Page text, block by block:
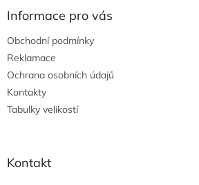
Informace pro vás
Obchodní podmínky
Reklamace
Ochrana osobních údajů
Kontakty
Tabulky velikostí
Kontakt